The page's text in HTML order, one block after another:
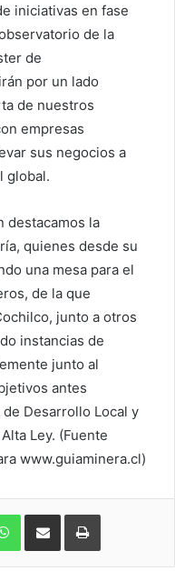
iniciativas en fase
de la
de
por un lado
de nuestros
empresas
sus negocios a
global.
destacamos la
quienes desde su
una mesa para el
de la que
junto a otros
instancias de
junto al
antes
Desarrollo Local y
Ley. (Fuente
www.guiaminera.cl)
WhatsApp